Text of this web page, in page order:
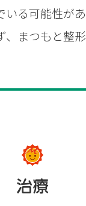
る可能性があ
、まつもと整
治療